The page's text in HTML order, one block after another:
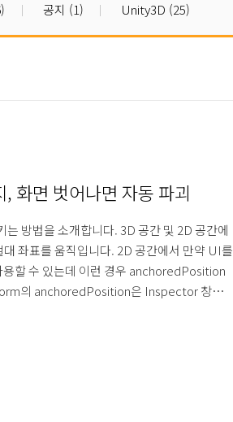
공지 (1) Unity3D (25)
화면 벗어나면 자동 파괴
방법을 소개합니다. 3D 공간 및 2D 공간에
좌표를 움직입니다. 2D 공간에서 만약 UI를
할 수 있는데 이런 경우 anchoredPosition
의 anchoredPosition은 Inspector 창에서
어지게 했습니다. 왼쪽 마우스의 인풋 값을